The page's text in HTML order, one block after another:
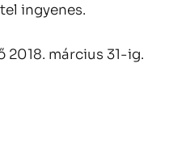
ingyenes.
március 31-ig.